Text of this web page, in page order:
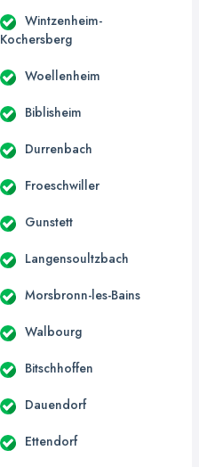
Wintzenheim-
Kochersberg
Woellenheim
Biblisheim
Durrenbach
Froeschwiller
Gunstett
Langensoultzbach
Morsbronn-les-Bains
Walbourg
Bitschhoffen
Dauendorf
Ettendorf